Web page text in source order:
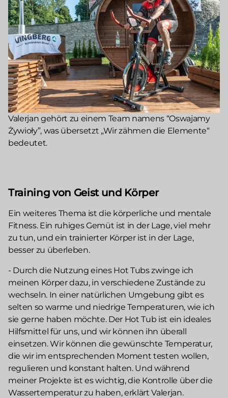
Valerjan gehört zu einem Team namens “Oswajamy
Żywioły”, was übersetzt „Wir zähmen die Elemente“
bedeutet.
Training von Geist und Körper
Ein weiteres Thema ist die körperliche und mentale
Fitness. Ein ruhiges Gemüt ist in der Lage, viel mehr
zu tun, und ein trainierter Körper ist in der Lage,
besser zu überleben.
- Durch die Nutzung eines Hot Tubs zwinge ich
meinen Körper dazu, in verschiedene Zustände zu
wechseln. In einer natürlichen Umgebung gibt es
selten so warme und niedrige Temperaturen, wie ich
sie gerne haben möchte. Der Hot Tub ist ein ideales
Hilfsmittel für uns, und wir können ihn überall
einsetzen. Wir können die gewünschte Temperatur,
die wir im entsprechenden Moment testen wollen,
regulieren und konstant halten. Und während
meiner Projekte ist es wichtig, die Kontrolle über die
Wassertemperatur zu haben, erklärt Valerjan.